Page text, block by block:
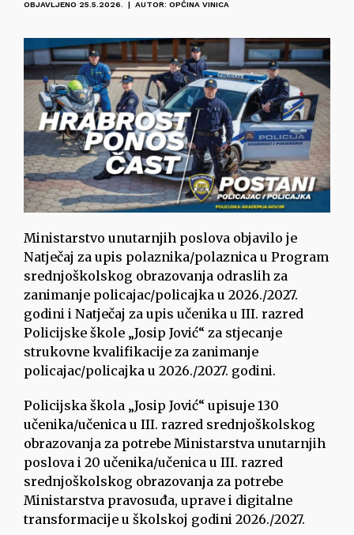
OBJAVLJENO 25.5.2026. | AUTOR: OPĆINA VINICA
Ministarstvo unutarnjih poslova objavilo je
Natječaj za upis polaznika/polaznica u Program
srednjoškolskog obrazovanja odraslih za
zanimanje policajac/policajka u 2026./2027.
godini i Natječaj za upis učenika u III. razred
Policijske škole „Josip Jović“ za stjecanje
strukovne kvalifikacije za zanimanje
policajac/policajka u 2026./2027. godini.
Policijska škola „Josip Jović“ upisuje 130
učenika/učenica u III. razred srednjoškolskog
obrazovanja za potrebe Ministarstva unutarnjih
poslova i 20 učenika/učenica u III. razred
srednjoškolskog obrazovanja za potrebe
Ministarstva pravosuđa, uprave i digitalne
transformacije u školskoj godini 2026./2027.